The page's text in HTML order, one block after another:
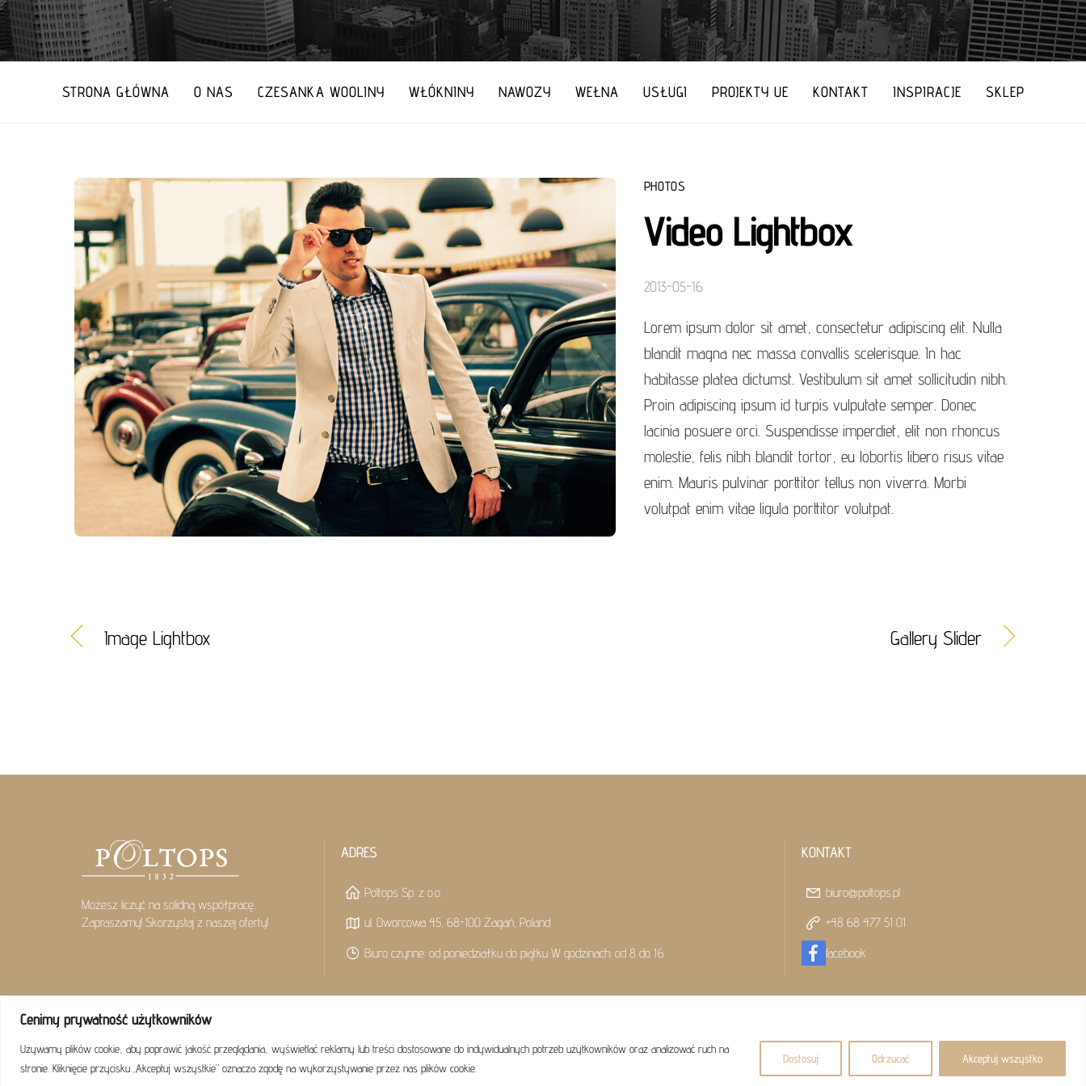
Cenimy prywatność użytkowników
Używamy plików cookie, aby poprawić jakość przeglądania, wyświetlać reklamy lub treści dostosowane do indywidualnych potrzeb użytkowników oraz analizować ruch na
stronie. Kliknięcie przycisku „Akceptuj wszystkie” oznacza zgodę na wykorzystywanie przez nas plików cookie.
Dostosuj Odrzucać Akceptuj wszystko
STRONA GŁÓWNA O NAS CZESANKA WOOLINY WŁÓKNINY NAWOZY WEŁNA USŁUGI PROJEKTY UE KONTAKT INSPIRACJE SKLEP
PHOTOS
Video Lightbox
2013-05-16
Lorem ipsum dolor sit amet, consectetur adipiscing elit. Nulla
blandit magna nec massa convallis scelerisque. In hac
habitasse platea dictumst. Vestibulum sit amet sollicitudin nibh.
Proin adipiscing ipsum id turpis vulputate semper. Donec
lacinia posuere orci. Suspendisse imperdiet, elit non rhoncus
molestie, felis nibh blandit tortor, eu lobortis libero risus vitae
enim. Mauris pulvinar porttitor tellus non viverra. Morbi
volutpat enim vitae ligula porttitor volutpat.
Image Lightbox Gallery Slider
Możesz liczyć na solidną współpracę.
Zapraszamy! Skorzystaj z naszej oferty!
ADRES
Poltops Sp. z o.o.
ul. Dworcowa 45, 68-100 Żagań, Poland
Biuro czynne: od poniedziałku do piątku W godzinach: od 8 do 16
KONTAKT
biuro@poltops.pl
+48 68 477 51 01
facebook